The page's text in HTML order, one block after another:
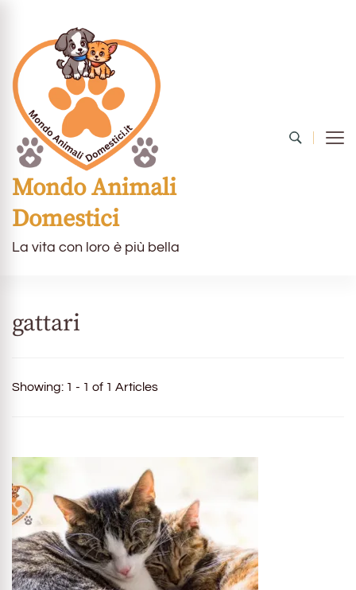
Mondo Animali
Domestici
La vita con loro è più bella
gattari
Showing: 1 - 1 of 1 Articles